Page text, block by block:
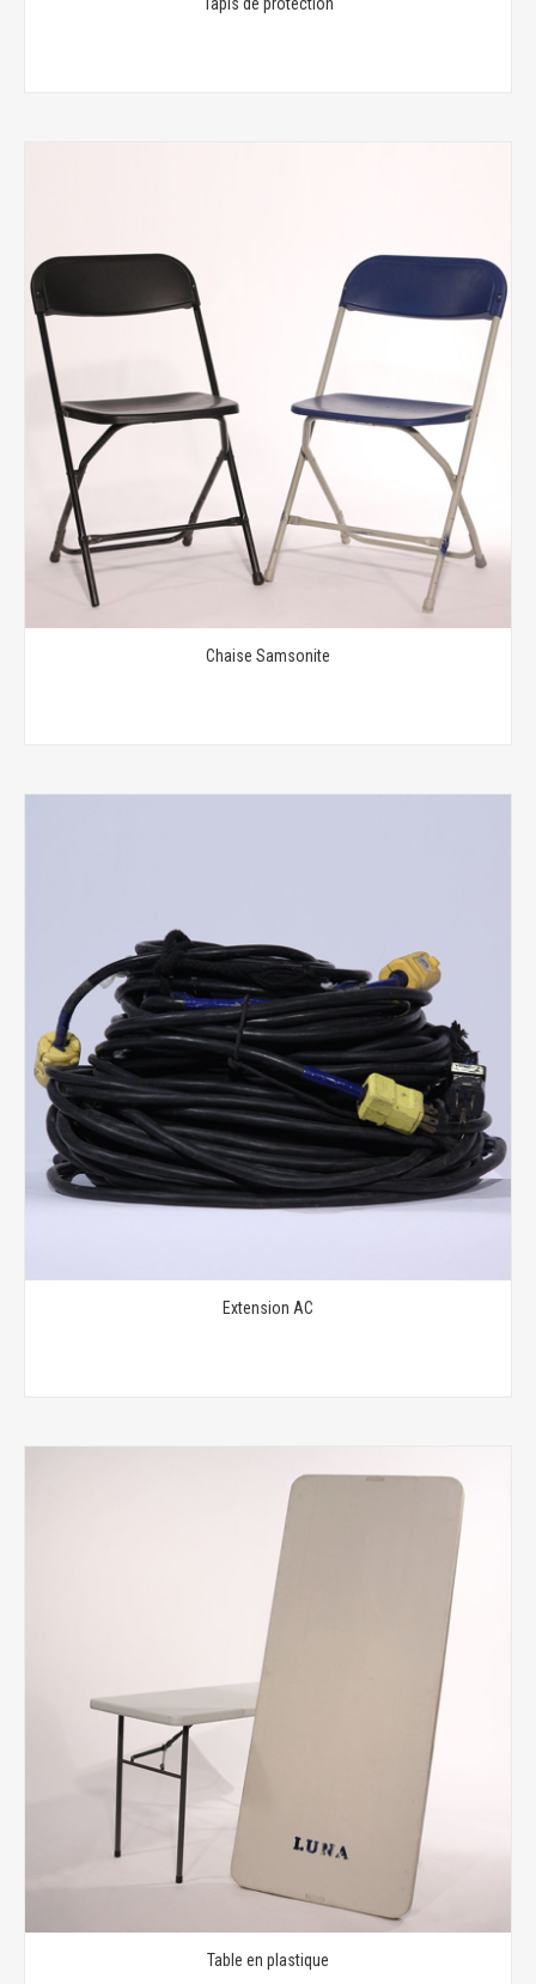
Chaise Samsonite
Extension AC
Table en plastique